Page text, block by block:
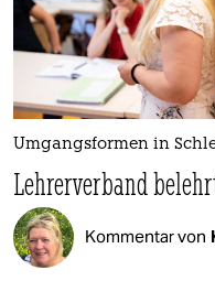
Umgangsformen in
Lehrerverband
Kommentar von